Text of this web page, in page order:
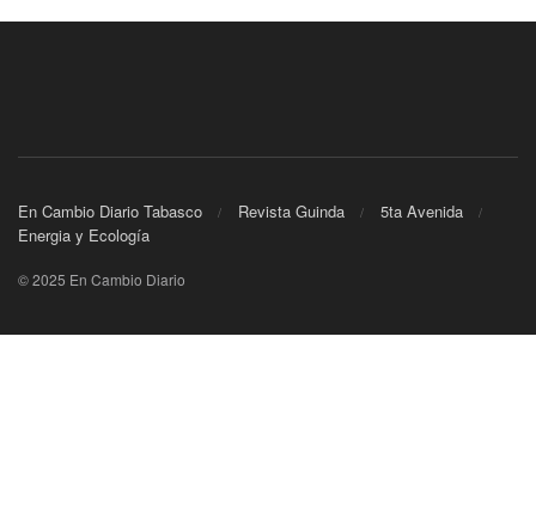
En Cambio Diario Tabasco Revista Guinda
5ta Avenida
Energia y Ecología
© 2025 En Cambio Diario